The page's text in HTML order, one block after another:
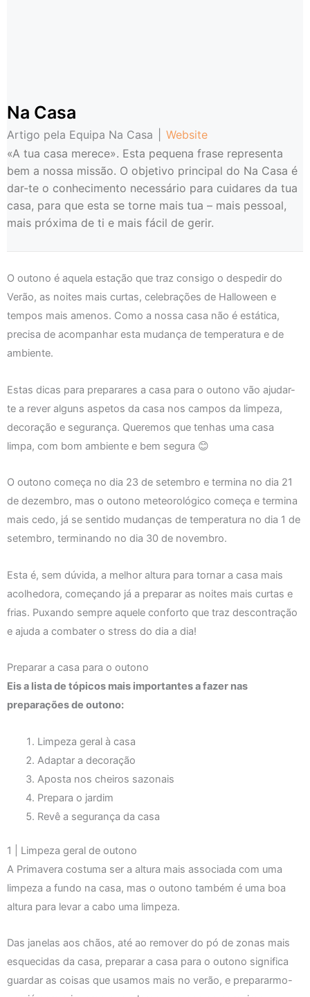
Na Casa
Artigo pela Equipa Na Casa
Website
«A tua casa merece». Esta pequena frase representa
bem a nossa missão. O objetivo principal do Na Casa é
dar-te o conhecimento necessário para cuidares da tua
casa, para que esta se torne mais tua – mais pessoal,
mais próxima de ti e mais fácil de gerir.
O outono é aquela estação que traz consigo o despedir do
Verão, as noites mais curtas, celebrações de Halloween e
tempos mais amenos. Como a nossa casa não é estática,
precisa de acompanhar esta mudança de temperatura e de
ambiente.
Estas dicas para preparares a casa para o outono vão ajudar-
te a rever alguns aspetos da casa nos campos da limpeza,
decoração e segurança. Queremos que tenhas uma casa
limpa, com bom ambiente e bem segura 😊
O outono começa no dia 23 de setembro e termina no dia 21
de dezembro, mas o outono meteorológico começa e termina
mais cedo, já se sentido mudanças de temperatura no dia 1 de
setembro, terminando no dia 30 de novembro.
Esta é, sem dúvida, a melhor altura para tornar a casa mais
acolhedora, começando já a preparar as noites mais curtas e
frias. Puxando sempre aquele conforto que traz descontração
e ajuda a combater o stress do dia a dia!
Preparar a casa para o outono
Eis a lista de tópicos mais importantes a fazer nas
preparações de outono:
Limpeza geral à casa
Adaptar a decoração
Aposta nos cheiros sazonais
Prepara o jardim
Revê a segurança da casa
1 | Limpeza geral de outono
A Primavera costuma ser a altura mais associada com uma
limpeza a fundo na casa, mas o outono também é uma boa
altura para levar a cabo uma limpeza.
Das janelas aos chãos, até ao remover do pó de zonas mais
esquecidas da casa, preparar a casa para o outono significa
guardar as coisas que usamos mais no verão, e prepararmo-